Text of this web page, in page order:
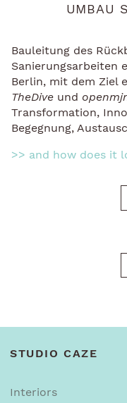
UMBAU
Bauleitung des
Sanierungsarbeiten
Berlin, mit dem Ziel
TheDive und
Transformation,
Begegnung,
>> and how does it
STUDIO CAZE
Interiors